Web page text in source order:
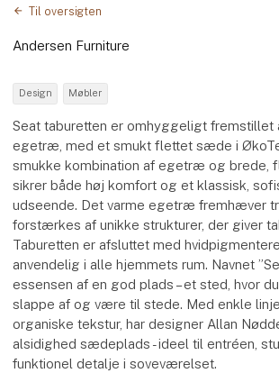
Til oversigten
Andersen Furniture
Design Møbler
Seat taburetten er omhyggeligt fremstillet
egetræ, med et smukt flettet sæde i
smukke kombination af egetræ og brede,
sikrer både høj komfort og et klassisk,
udseende. Det varme egetræ fremhæver
forstærkes af unikke strukturer, der giver
Taburetten er afsluttet med
anvendelig i alle hjemmets rum. Navnet
essensen af en god plads – et sted, hvor
slappe af og være til stede. Med enkle
organiske tekstur, har designer Allan
alsidighed sædeplads - ideel til entréen,
funktionel detalje i soveværelset.